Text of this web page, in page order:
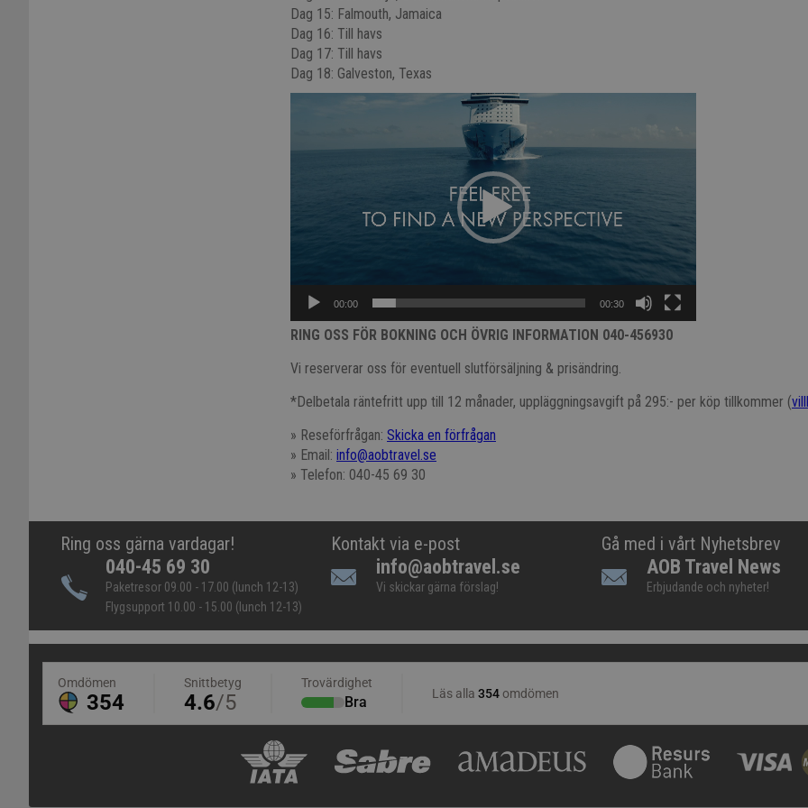
Dag 15: Falmouth, Jamaica
Dag 16: Till havs
Dag 17: Till havs
Dag 18: Galveston, Texas
00:00 00:30
RING OSS FÖR BOKNING OCH ÖVRIG INFORMATION 040-456930
Vi reserverar oss för eventuell slutförsäljning & prisändring.
*Delbetala räntefritt upp till 12 månader, uppläggningsavgift på 295:- per köp tillkommer (
» Reseförfrågan: Skicka en förfrågan
» Email: info@aobtravel.se
» Telefon: 040-45 69 30
Ring oss gärna vardagar!
040-45 69 30
Paketresor 09.00 - 17.00 (lunch 12-13)
Flygsupport 10.00 - 15.00 (lunch 12-13)
Kontakt via e-post
info@aobtravel.se
Vi skickar gärna förslag!
Gå med i vårt Nyhetsbrev
AOB Travel News
Erbjudande och nyheter!